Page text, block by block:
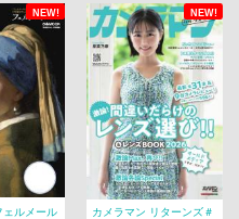
NEW! NEW!
ェルメール
カメラマン リターンズ＃